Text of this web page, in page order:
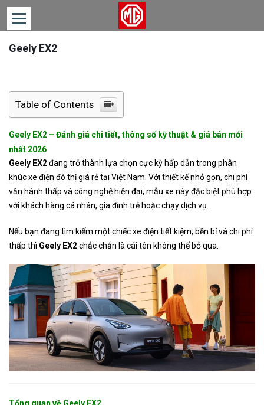
TRANG
XE
TIN
TỨC
HỆ
Geely EX2
Table of Contents
Geely EX2 – Đánh giá chi tiết, thông số kỹ thuật & giá bán mới
nhất 2026
Geely EX2đang trở thành lựa chọn cực kỳ hấp dẫn trong phân
khúc xe điện đô thị giá rẻ tại Việt Nam. Với thiết kế nhỏ gọn, chi phí
vận hành thấp và công nghệ hiện đại, mẫu xe này đặc biệt phù hợp
với khách hàng cá nhân, gia đình trẻ hoặc chạy dịch vụ.
Nếu bạn đang tìm kiếm một chiếc xe điện tiết kiệm, bền bỉ và chi phí
thấp thì Geely EX2chắc chắn là cái tên không thể bỏ qua.
Tổng quan về Geely EX2